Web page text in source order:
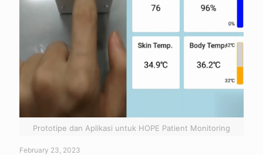
Prototipe dan Aplikasi untuk HOPE Patient Monitoring
February 23, 2023